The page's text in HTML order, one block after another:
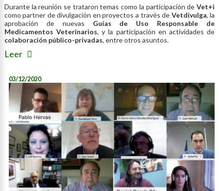
Durante la reunión se trataron temas como la participación de Vet+i
como partner de divulgación en proyectos a través de Vetdivulga, la
aprobación de nuevas Guías de Uso Responsable de
Medicamentos Veterinarios, y la participación en actividades de
colaboración público-privadas, entre otros asuntos.
Leer
03/12/2020